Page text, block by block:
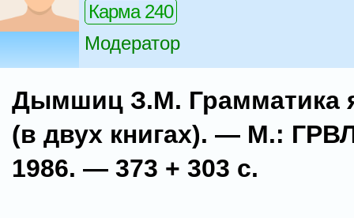
Карма 240
Модератор
Дымшиц З.М. Грамматика
(в двух книгах). — М.:
1986. — 373 + 303 с.